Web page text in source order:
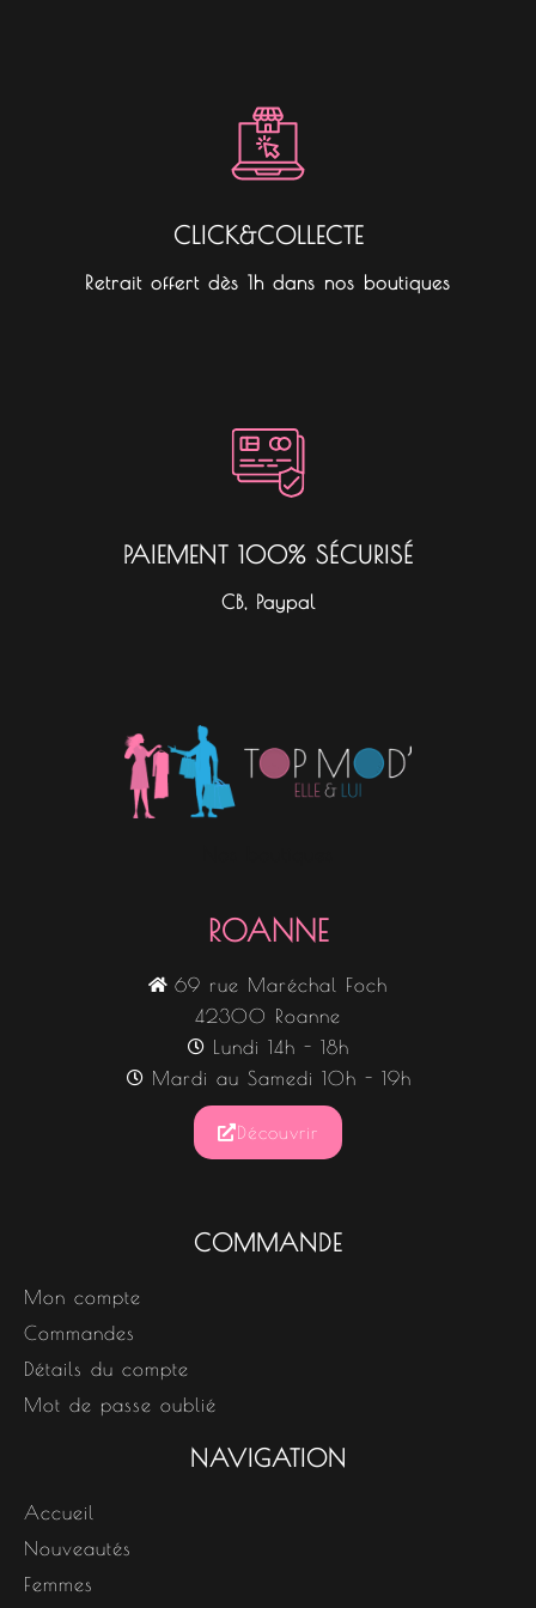
CLICK&COLLECTE
Retrait offert dès 1h dans nos boutiques
PAIEMENT 100% SÉCURISÉ
CB, Paypal
ROANNE
69 rue Maréchal Foch
42300 Roanne
Lundi 14h - 18h
Mardi au Samedi 10h - 19h
Découvrir
COMMANDE
Mon compte
Commandes
Détails du compte
Mot de passe oublié
NAVIGATION
Accueil
Nouveautés
Femmes